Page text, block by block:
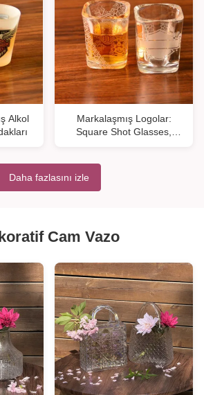
Alkol
Markalaşmış Logolar:
Square Shot Glasses,
Daha fazlasını izle
Cam Vazo